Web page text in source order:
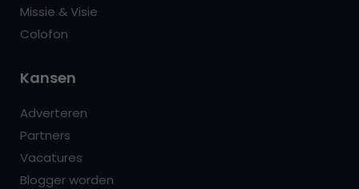
Missie & Visie
Colofon
Kansen
Adverteren
Partners
Vacatures
Blogger worden